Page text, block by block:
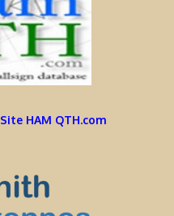
HAM QTH.com